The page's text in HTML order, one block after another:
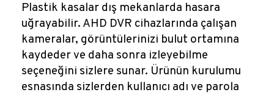
Plastik kasalar dış mekanlarda hasara
uğrayabilir. AHD DVR cihazlarında çalışan
kameralar, görüntülerinizi bulut ortamına
kaydeder ve daha sonra izleyebilme
seçeneğini sizlere sunar. Ürünün kurulumu
esnasında sizlerden kullanıcı adı ve parola